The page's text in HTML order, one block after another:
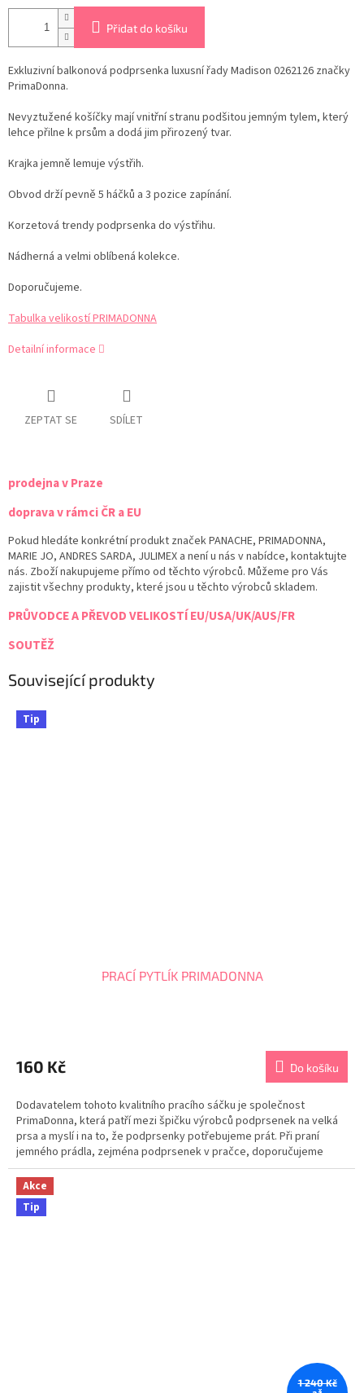
Přidat do košíku
Exkluzivní balkonová podprsenka luxusní řady Madison 0262126 značky
PrimaDonna.
Nevyztužené košíčky mají vnitřní stranu podšitou jemným tylem, který
lehce přilne k prsům a dodá jim přirozený tvar.
Krajka jemně lemuje výstřih.
Obvod drží pevně 5 háčků a 3 pozice zapínání.
Korzetová trendy podprsenka do výstřihu.
Nádherná a velmi oblíbená kolekce.
Doporučujeme.
Tabulka velikostí PRIMADONNA
Detailní informace
ZEPTAT SE SDÍLET
prodejna v Praze
doprava v rámci ČR a EU
Pokud hledáte konkrétní produkt značek PANACHE, PRIMADONNA,
MARIE JO, ANDRES SARDA, JULIMEX a není u nás v nabídce, kontaktujte
nás. Zboží nakupujeme přímo od těchto výrobců. Můžeme pro Vás
zajistit všechny produkty, které jsou u těchto výrobců skladem.
PRŮVODCE A PŘEVOD VELIKOSTÍ EU/USA/UK/AUS/FR
SOUTĚŽ
Související produkty
Tip
PRACÍ PYTLÍK PRIMADONNA
produktu
je
z
5
hvězdiček.
160 Kč Do košíku
Dodavatelem tohoto kvalitního pracího sáčku je společnost
PrimaDonna, která patří mezi špičku výrobců podprsenek na velká
prsa a myslí i na to, že podprsenky potřebujeme prát. Při praní
jemného prádla, zejména podprsenek v pračce, doporučujeme
použít vždy sáček na praní. Při praní bez sáčku se...
Akce
Tip
1 240 Kč